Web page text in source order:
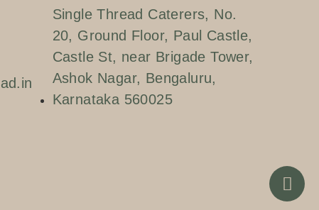
Single Thread Caterers, No.
20, Ground Floor, Paul Castle,
Castle St, near Brigade Tower,
Ashok Nagar, Bengaluru,
Karnataka 560025